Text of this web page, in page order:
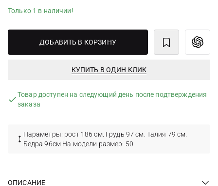
Только 1 в наличии!
ДОБАВИТЬ В КОРЗИНУ
КУПИТЬ В ОДИН КЛИК
Товар доступен на следующий день после подтверждения
заказа
Параметры: рост 186 см. Грудь 97 см. Талия 79 см.
Бедра 96см На модели размер: 50
ОПИСАНИЕ